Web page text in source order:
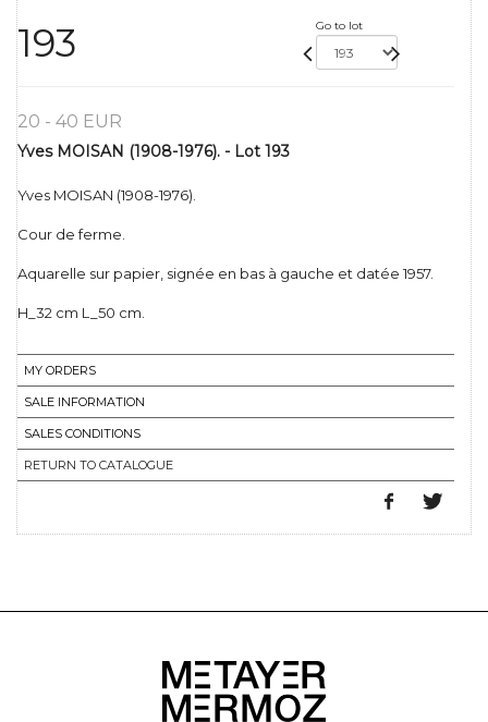
193 Go to lot
20 - 40 EUR
Yves MOISAN (1908-1976). - Lot 193
Yves MOISAN (1908-1976).
Cour de ferme.
Aquarelle sur papier, signée en bas à gauche et datée 1957.
H_32 cm L_50 cm.
MY ORDERS
SALE INFORMATION
SALES CONDITIONS
RETURN TO CATALOGUE